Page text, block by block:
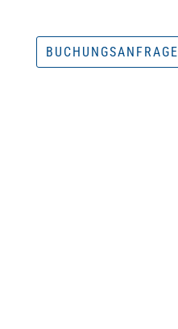
BUCHUNGSANFRAGE